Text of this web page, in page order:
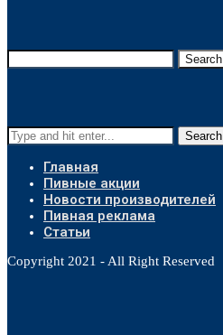
Search
Search
Главная
Пивные акции
Новости производителей
Пивная реклама
Статьи
Copyright 2021 - All Right Reserved